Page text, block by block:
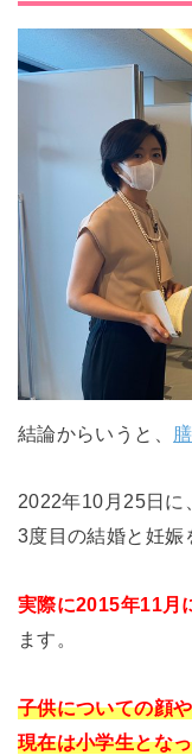
結論からいうと、
2022年10月25日に
3度目の結婚と妊娠
実際に2015年11月
ます。
子供についての顔
現在は小学生とな